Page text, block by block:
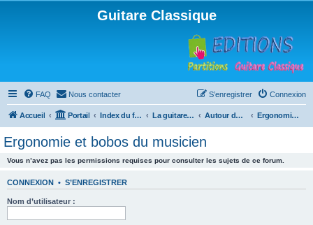
Guitare Classique
FAQ Nous contacter Connexion
S’enregistrer
Accueil Portail Index du forum La guitare : instrument, cours et théorie Autour de la guitare Ergonomie et bobos du musicien
Ergonomie et bobos du musicien
Vous n’avez pas les permissions requises pour consulter les sujets de ce forum.
CONNEXION • S’ENREGISTRER
Nom d’utilisateur :